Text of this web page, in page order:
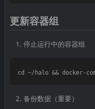
更新容器组
停止运行中的容器组
备份数据（重要）